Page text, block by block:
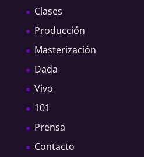
Clases
Producción
Masterización
Dada
Vivo
101
Prensa
Contacto